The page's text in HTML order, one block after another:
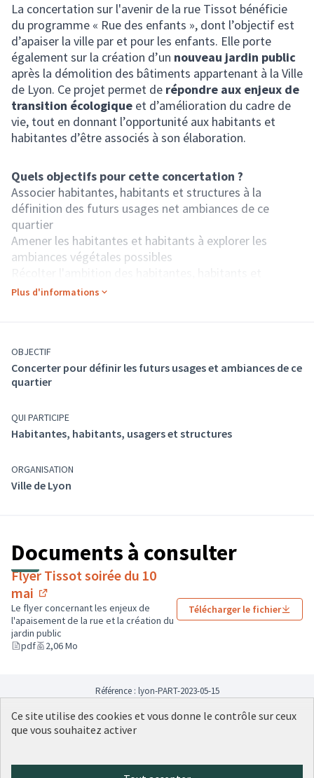
La concertation sur l'avenir de la rue Tissot bénéficie
du programme « Rue des enfants », dont l’objectif est
d’apaiser la ville par et pour les enfants. Elle porte
également sur la création d’un nouveau jardin public
après la démolition des bâtiments appartenant à la Ville
de Lyon. Ce projet permet de répondre aux enjeux de
transition écologique et d’amélioration du cadre de
vie, tout en donnant l’opportunité aux habitants et
habitantes d’être associés à son élaboration.
Quels objectifs pour cette concertation ?
Associer habitantes, habitants et structures à la
définition des futurs usages net ambiances de ce
quartier
Amener les habitantes et habitants à explorer les
ambiances végétales possibles
riverains pour ce nouvel espace public
Quels enjeux pour ce projet ?
Développer la transition écologique dans le secteur
(biodiversité, désimperméabilisation des sols, îlots de
Créer une ambiance apaisée entre la rue et le jardin
Tissot
Créer un nouveau jardin public
Plus d'informations
OBJECTIF
Concerter pour définir les futurs usages et ambiances de ce
quartier
QUI PARTICIPE
Habitantes, habitants, usagers et structures
ORGANISATION
Ville de Lyon
Documents à consulter
Flyer Tissot soirée du 10
mai
(Lien externe)
Le flyer concernant les enjeux de
l'apaisement de la rue et la création du
jardin public
pdf
2,06 Mo
Télécharger le fichier
Référence : lyon-PART-2023-05-15
Ce site utilise des cookies et vous donne le contrôle sur ceux
que vous souhaitez activer